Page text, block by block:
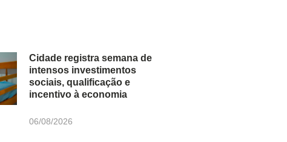
Cidade registra semana de
intensos investimentos
sociais, qualificação e
incentivo à economia
06/08/2026